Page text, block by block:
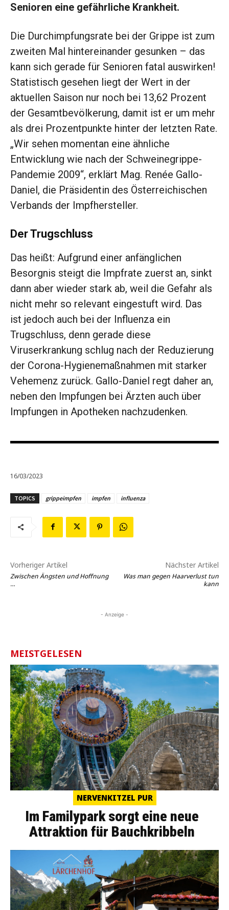
Senioren eine gefährliche Krankheit.
Die Durchimpfungsrate bei der Grippe ist zum
zweiten Mal hintereinander gesunken – das
kann sich gerade für Senioren fatal auswirken!
Statistisch gesehen liegt der Wert in der
aktuellen Saison nur noch bei 13,62 Prozent
der Gesamtbevölkerung, damit ist er um mehr
als drei Prozentpunkte hinter der letzten Rate.
„Wir sehen momentan eine ähnliche
Entwicklung wie nach der Schweinegrippe-
Pandemie 2009“, erklärt Mag. Renée Gallo-
Daniel, die Präsidentin des Österreichischen
Verbands der Impfhersteller.
Der Trugschluss
Das heißt: Aufgrund einer anfäng­lichen
Besorgnis steigt die Impfrate zuerst an, sinkt
dann aber wieder stark ab, weil die Gefahr als
nicht mehr so rele­vant eingestuft wird. Das
ist ­jedoch auch bei der Influenza ein
Trugschluss, denn gerade diese
Viruserkrankung schlug nach der Reduzierung
der Corona-­Hygienemaßnahmen mit starker
Vehemenz zurück. Gallo-Daniel regt daher an,
neben den Impfungen bei Ärzten auch über
Impfungen in Apotheken ­nachzudenken.
16/03/2023
TOPICS grippeimpfen impfen influenza
Vorheriger Artikel
Zwischen Ängsten und Hoffnung
…
Nächster Artikel
Was man gegen Haarverlust tun
kann
- Anzeige -
MEISTGELESEN
NERVENKITZEL PUR
Im Familypark sorgt eine neue
Attraktion für Bauchkribbeln